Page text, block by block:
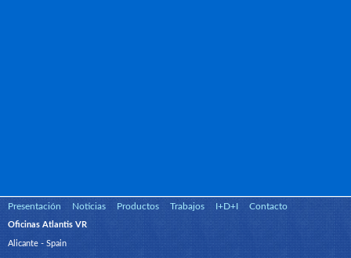
Presentación Noticias Productos Trabajos I+D+I Contacto
Oficinas Atlantis VR
Alicante - Spain